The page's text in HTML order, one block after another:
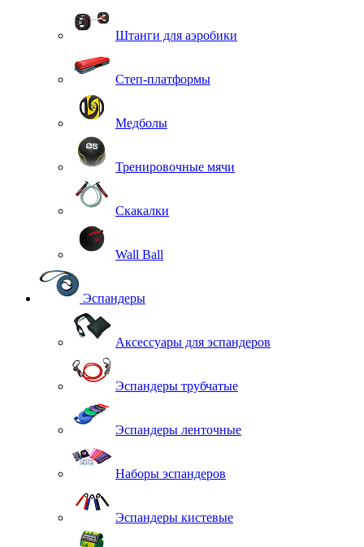
Штанги для аэробики
Степ-платформы
Медболы
Тренировочные мячи
Скакалки
Wall Ball
Эспандеры
Аксессуары для эспандеров
Эспандеры трубчатые
Эспандеры ленточные
Наборы эспандеров
Эспандеры кистевые